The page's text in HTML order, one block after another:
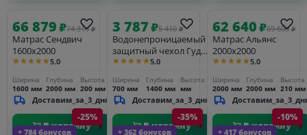
66 879₽74 310 ₽
Матрас Сендвич
1600х2000
★★★★★5.0
Ширина
1600 мм
Глубина
2000 мм
Высота
200 мм
Доставим_за_3_дня
В корзину
3 787₽5 410 ₽
Водонепроницаемый
защитный чехол Гуд
Лукинг (h-33 cm)
★★★★★5.0
Ширина
700 мм
Глубина
1400 мм
Высота
мм
Доставим_за_3_дня
В корзину
62 640₽69 600 ₽
Матрас Альянс
2000х2000
★★★★★5.0
Ширина
2000 мм
Глубина
2000 мм
Высота
210 мм
В корзину
+ 784 бонусов
-25%
+ 362 бонусов
-35%
+ 417 бонусов
-10%